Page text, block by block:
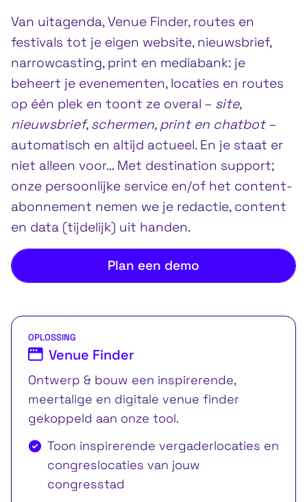
Van uitagenda, Venue Finder, routes en
festivals tot je eigen website, nieuwsbrief,
narrowcasting, print en mediabank: je
beheert je evenementen, locaties en routes
op één plek en toont ze overal – site,
nieuwsbrief, schermen, print en chatbot–
automatisch en altijd actueel. En je staat er
niet alleen voor… Met destination support;
onze persoonlijke service en/of het content­
abonnement nemen we je redactie, content
en data (tijdelijk) uit handen.
Plan een demo
OPLOSSING
Venue Finder
Ontwerp & bouw een inspirerende,
meertalige en digitale venue finder
gekoppeld aan onze tool.
Toon inspirerende vergaderlocaties en
congreslocaties van jouw
congresstad